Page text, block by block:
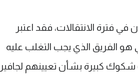
فترة الانتقالات، فقد اعتبر
هو الفريق الذي يجب التغلب عليه
هناك شكوك كبيرة بشأن تعيينهم لجافير